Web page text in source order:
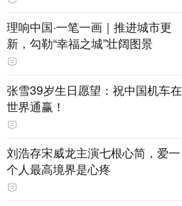
理响中国·一笔一画｜推进城市更
新，勾勒“幸福之城”壮阔图景
张雪39岁生日愿望：祝中国机车在
世界通赢！
刘浩存宋威龙主演七根心简，爱一
个人最高境界是心疼